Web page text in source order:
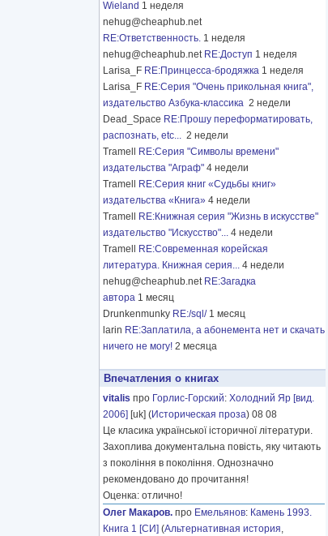
Wieland 1 неделя
nehug@cheaphub.net
RE:Ответственность. 1 неделя
nehug@cheaphub.net RE:Доступ 1 неделя
Larisa_F RE:Принцесса-бродяжка 1 неделя
Larisa_F RE:Серия "Очень прикольная книга",
издательство Азбука-классика 2 недели
Dead_Space RE:Прошу переформатировать,
распознать, etc... 2 недели
Tramell
RE:Серия "Символы времени"
издательства "Аграф" 4 недели
Tramell
RE:Серия книг «Судьбы книг»
издательства «Книга» 4 недели
Tramell
RE:Книжная серия "Жизнь в искусстве"
издательство "Искусство"... 4 недели
Tramell
RE:Современная корейская
литература. Книжная серия... 4 недели
nehug@cheaphub.net RE:Загадка
автора 1 месяц
Drunkenmunky RE:/sql/ 1 месяц
larin RE:Заплатила, а абонемента нет и скачать
ничего не могу! 2 месяца
Впечатления о книгах
vitalis про Горлис-Горский: Холодний Яр [вид.
2006] [uk] (Историческая проза) 08 08
Це класика української історичної літератури.
Захоплива документальна повість, яку читають
з покоління в покоління. Однозначно
рекомендовано до прочитання!
Оценка: отлично!
Олег Макаров. про Емельянов: Камень 1993.
Книга 1 [СИ] (Альтернативная история,